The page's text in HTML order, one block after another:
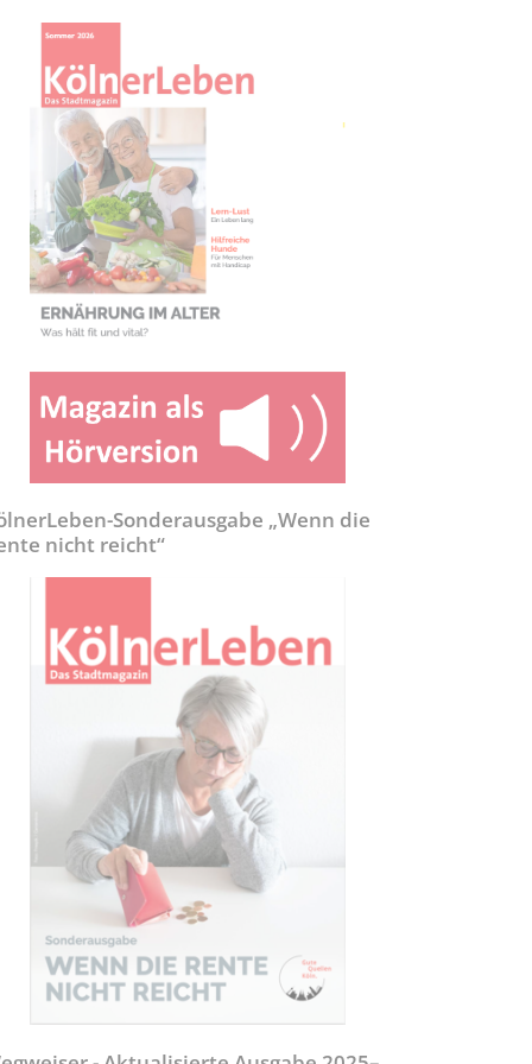
Sonderausgabe „Wenn die
nicht reicht“